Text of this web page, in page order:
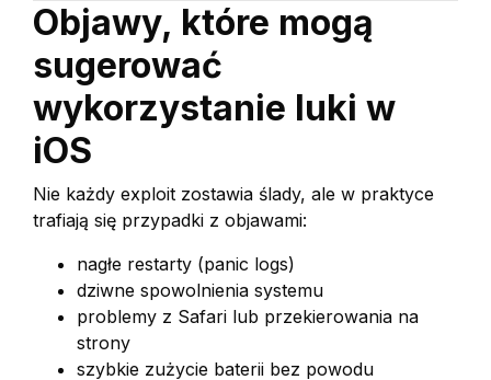
Objawy, które mogą
sugerować
wykorzystanie luki w
iOS
Nie każdy exploit zostawia ślady, ale w praktyce
trafiają się przypadki z objawami:
nagłe restarty (panic logs)
dziwne spowolnienia systemu
problemy z Safari lub przekierowania na
strony
szybkie zużycie baterii bez powodu